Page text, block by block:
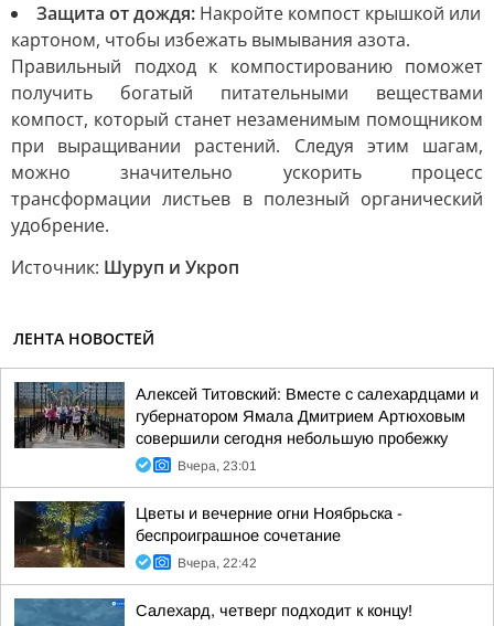
Защита от дождя: Накройте компост крышкой или
картоном, чтобы избежать вымывания азота.
Правильный подход к компостированию поможет
получить богатый питательными веществами
компост, который станет незаменимым помощником
при выращивании растений. Следуя этим шагам,
можно значительно ускорить процесс
трансформации листьев в полезный органический
удобрение.
Источник: Шуруп и Укроп
ЛЕНТА НОВОСТЕЙ
Алексей Титовский: Вместе с салехардцами и
губернатором Ямала Дмитрием Артюховым
совершили сегодня небольшую пробежку
Вчера, 23:01
Цветы и вечерние огни Ноябрьска -
беспроиграшное сочетание
Вчера, 22:42
Салехард, четверг подходит к концу!